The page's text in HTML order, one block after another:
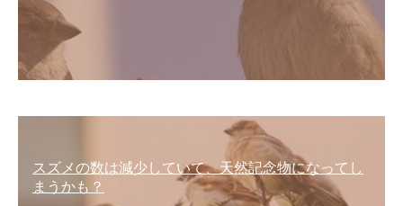
スズメの数は減少していて、天然記念物になってし
まうかも？